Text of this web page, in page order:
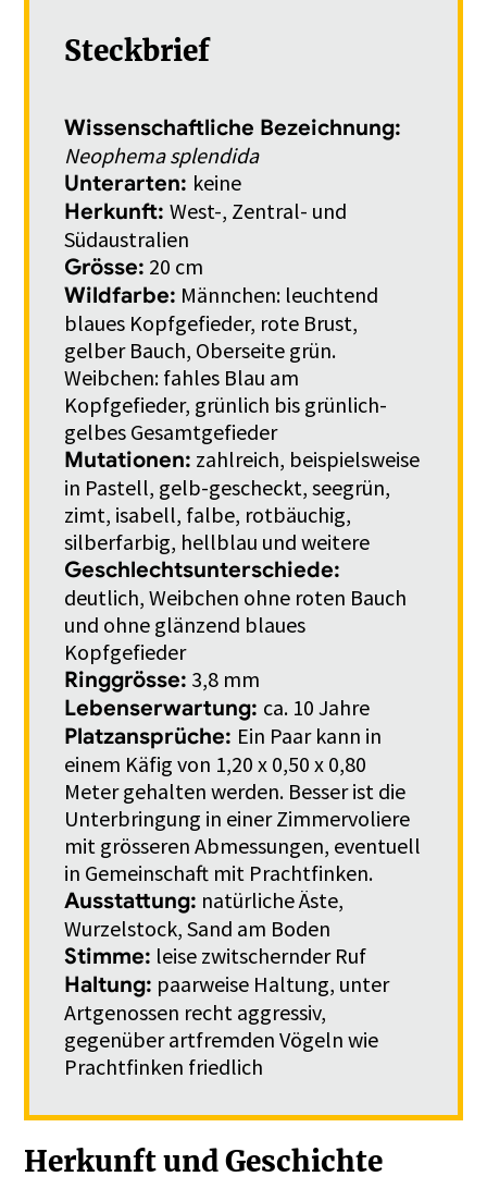
Steckbrief
Wissenschaftliche Bezeichnung:
Neophema splendida
Unterarten: keine
Herkunft:West-, Zentral- und
Südaustralien
Grösse: 20 cm
Wildfarbe: Männchen: leuchtend
blaues Kopfgefieder, rote Brust,
gelber Bauch, Oberseite grün.
Weibchen: fahles Blau am
Kopfgefieder, grünlich bis grünlich-
gelbes Gesamtgefieder
Mutationen: zahlreich, beispielsweise
in Pastell, gelb-gescheckt, seegrün,
zimt, isabell, falbe, rotbäuchig,
silberfarbig, hellblau und weitere
Geschlechtsunterschiede:
deutlich, Weibchen ohne roten Bauch
und ohne glänzend blaues
Kopfgefieder
Ringgrösse: 3,8 mm
Lebenserwartung: ca. 10 Jahre
Platzansprüche: Ein Paar kann in
einem Käfig von 1,20 x 0,50 x 0,80
Meter gehalten werden. Besser ist die
Unterbringung in einer Zimmervoliere
mit grösseren Abmessungen, eventuell
in Gemeinschaft mit Prachtfinken.
Ausstattung: natürliche Äste,
Wurzelstock, Sand am Boden
Stimme: leise zwitschernder Ruf
Haltung: paarweise Haltung, unter
Artgenossen recht aggressiv,
gegenüber artfremden Vögeln wie
Prachtfinken friedlich
Herkunft und Geschichte